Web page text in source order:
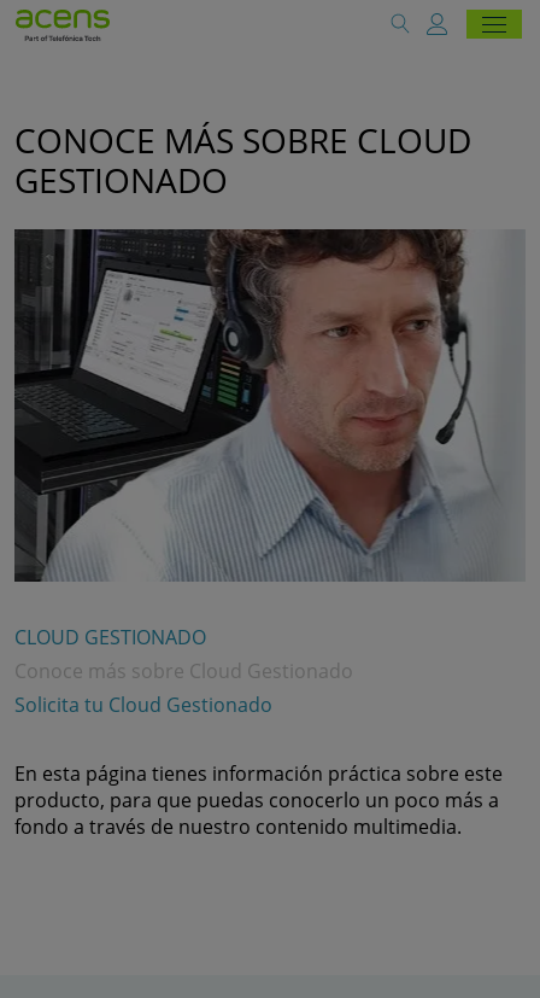
CONOCE MÁS SOBRE CLOUD
GESTIONADO
CLOUD GESTIONADO
Conoce más sobre Cloud Gestionado
Solicita tu Cloud Gestionado
En esta página tienes información práctica sobre este
producto, para que puedas conocerlo un poco más a
fondo a través de nuestro contenido multimedia.